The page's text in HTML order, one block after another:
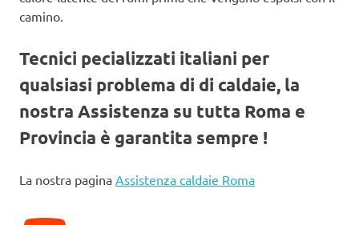
camino.
Tecnici pecializzati italiani per
qualsiasi problema di di caldaie, la
nostra Assistenza su tutta Roma e
Provincia è garantita sempre !
La nostra pagina Assistenza caldaie Roma